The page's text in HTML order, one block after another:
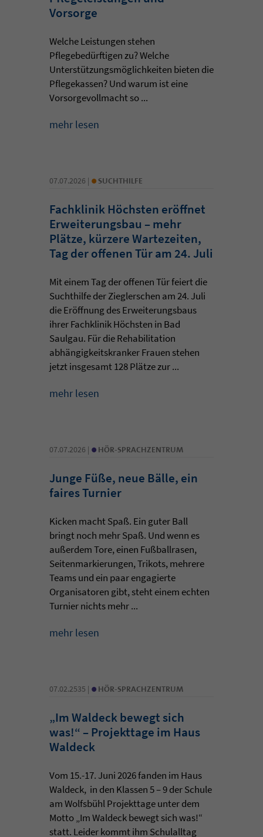
Vorsorge
Welche Leistungen stehen
Pflegebedürftigen zu? Welche
Unterstützungsmöglichkeiten bieten die
Pflegekassen? Und warum ist eine
Vorsorgevollmacht so ...
mehr lesen
07.07.2026 | • SUCHTHILFE
Fachklinik Höchsten eröffnet
Erweiterungsbau – mehr
Plätze, kürzere Wartezeiten,
Tag der offenen Tür am 24. Juli
Mit einem Tag der offenen Tür feiert die
Suchthilfe der Zieglerschen am 24. Juli
die Eröffnung des Erweiterungsbaus
ihrer Fachklinik Höchsten in Bad
Saulgau. Für die Rehabilitation
abhängigkeitskranker Frauen stehen
jetzt insgesamt 128 Plätze zur ...
mehr lesen
07.07.2026 | • HÖR-SPRACHZENTRUM
Junge Füße, neue Bälle, ein
faires Turnier
Kicken macht Spaß. Ein guter Ball
bringt noch mehr Spaß. Und wenn es
außerdem Tore, einen Fußballrasen,
Seitenmarkierungen, Trikots, mehrere
Teams und ein paar engagierte
Organisatoren gibt, steht einem echten
Turnier nichts mehr ...
mehr lesen
07.02.2535 | • HÖR-SPRACHZENTRUM
„Im Waldeck bewegt sich
was!“ – Projekttage im Haus
Waldeck
Vom 15.-17. Juni 2026 fanden im Haus
Waldeck, in den Klassen 5 – 9 der Schule
am Wolfsbühl Projekttage unter dem
Motto „Im Waldeck bewegt sich was!“
statt. Leider kommt ihm Schulalltag